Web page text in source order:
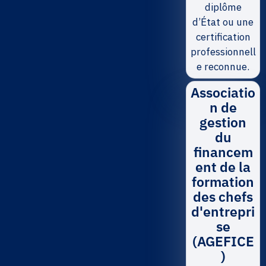
diplôme
d’État ou une
certification
professionnell
e reconnue.
Associatio
n de
gestion
du
financem
ent de la
formation
des chefs
d'entrepri
se
(AGEFICE
)